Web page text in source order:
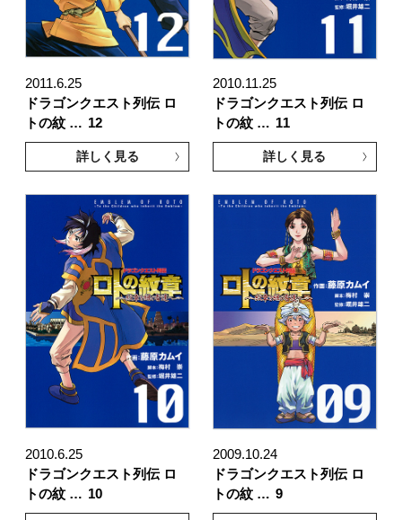
2011.6.25
ドラゴンクエスト列伝 ロ
トの紋 … 12
詳しく見る
2010.11.25
ドラゴンクエスト列伝 ロ
トの紋 … 11
詳しく見る
2010.6.25
ドラゴンクエスト列伝 ロ
トの紋 … 10
2009.10.24
ドラゴンクエスト列伝 ロ
トの紋 … 9